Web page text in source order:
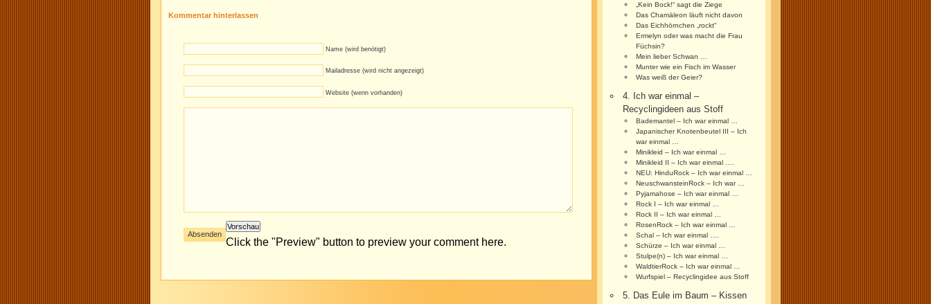
Kommentar hinterlassen
Name (wird benötigt)
Mailadresse (wird nicht angezeigt)
Website (wenn vorhanden)
Click the "Preview" button to preview your comment here.
„Kein Bock!“ sagt die Ziege
Das Chamäleon läuft nicht davon
Das Eichhörnchen „rockt“
Ermelyn oder was macht die Frau
Füchsin?
Mein lieber Schwan …
Munter wie ein Fisch im Wasser
Was weiß der Geier?
4. Ich war einmal –
Recyclingideen aus Stoff
Bademantel – Ich war einmal …
Japanischer Knotenbeutel III – Ich
war einmal …
Minikleid – Ich war einmal …
Minikleid II – Ich war einmal ….
NEU: HinduRock – Ich war einmal …
NeuschwansteinRock – Ich war …
Pyjamahose – Ich war einmal …
Rock I – Ich war einmal …
Rock II – Ich war einmal …
RosenRock – Ich war einmal …
Schal – Ich war einmal ….
Schürze – Ich war einmal …
Stulpe(n) – Ich war einmal …
WaldtierRock – Ich war einmal …
Wurfspiel – Recyclingidee aus Stoff
5. Das Eule im Baum – Kissen